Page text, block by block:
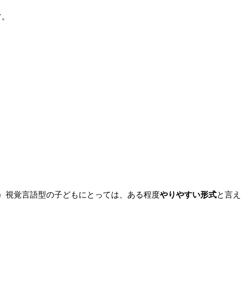
視覚言語型の子どもにとっては、ある程度やりやすい形式と言え